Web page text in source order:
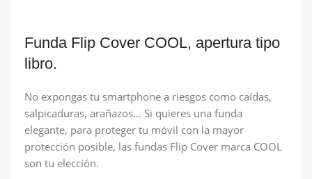
Funda Flip Cover COOL, apertura tipo
libro.
No expongas tu smartphone a riesgos como caídas,
salpicaduras, arañazos… Si quieres una funda
elegante, para proteger tu móvil con la mayor
protección posible, las fundas Flip Cover marca COOL
son tu elección.